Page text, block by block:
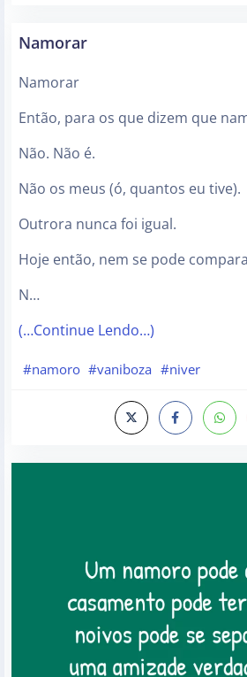
Namorar
Namorar
Então, para os que dizem que
Não. Não é.
Não os meus (ó, quantos eu tive).
Outrora nunca foi igual.
Hoje então, nem se pode
N…
(…Continue Lendo…)
#namoro #vaniboza #niver